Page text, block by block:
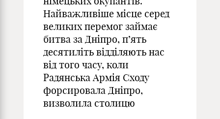
Найважливіше місце серед
великих перемог займає
битва за Дніпро, п’ять
десятиліть відділяють нас
від того часу, коли
Радянська Армія Сходу
форсировала Дніпро,
визволила столицю